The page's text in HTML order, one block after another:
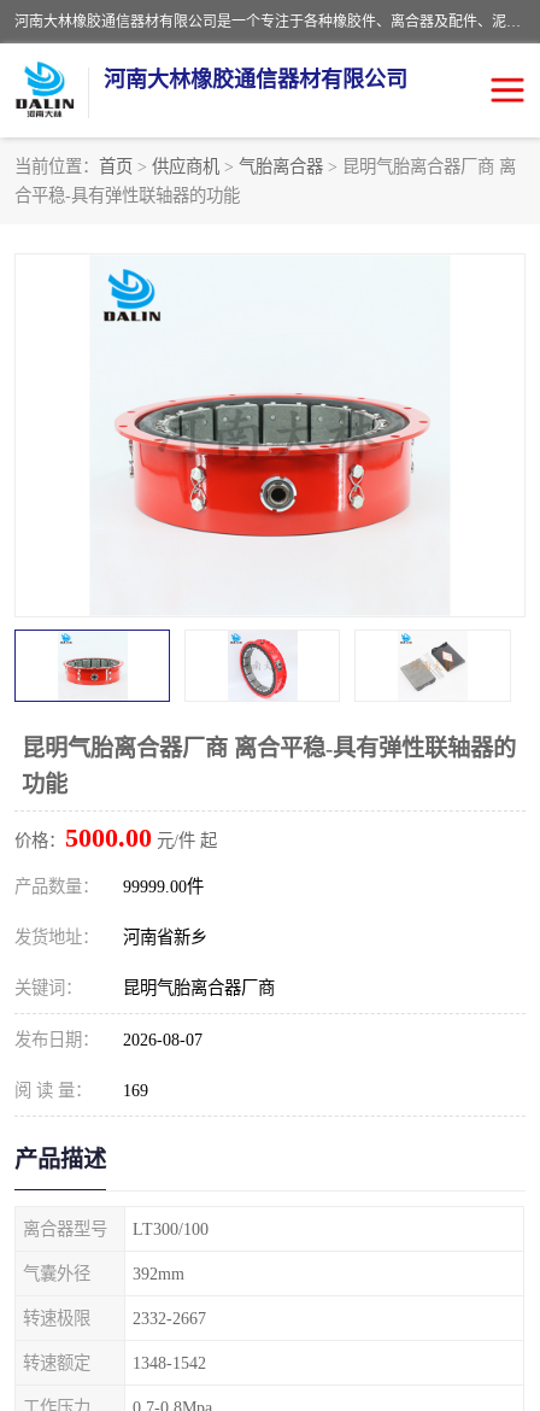
河南大林橡胶通信器材有限公司是一个专注于各种橡胶件、离合器及配件、泥浆泵及配件等产品设计制造和加工的企业。产品应用于矿山、冶金、石油、钢铁、化工、水泥、船舶、造纸、通用机械等各种大功率机械传动或制动装置。
河南大林橡胶通信器材有限公司
当前位置： 首页 > 供应商机 > 气胎离合器 > 昆明气胎离合器厂商 离
合平稳-具有弹性联轴器的功能
昆明气胎离合器厂商 离合平稳-具有弹性联轴器的
功能
价格： 5000.00 元/件 起
产品数量： 99999.00件
发货地址： 河南省新乡
关键词： 昆明气胎离合器厂商
发布日期： 2026-08-07
阅 读 量： 169
产品描述
离合器型号 LT300/100
气囊外径 392mm
转速极限 2332-2667
转速额定 1348-1542
推盘离合器
VC离合器
PO隔膜离合器
DY隔膜式离合器 CB离合器
实芯轮胎